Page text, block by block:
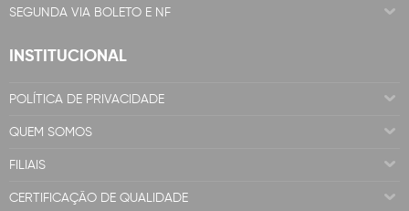
SEGUNDA VIA BOLETO E NF
INSTITUCIONAL
POLÍTICA DE PRIVACIDADE
QUEM SOMOS
FILIAIS
CERTIFICAÇÃO DE QUALIDADE